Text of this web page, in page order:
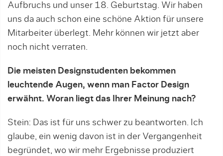
Aufbruchs und unser 18. Geburtstag. Wir haben
uns da auch schon eine schöne Aktion für unsere
Mitarbeiter überlegt. Mehr können wir jetzt aber
noch nicht verraten.
Die meisten Designstudenten bekommen
leuchtende Augen, wenn man Factor Design
erwähnt. Woran liegt das Ihrer Meinung nach?
Stein: Das ist für uns schwer zu beantworten. Ich
glaube, ein wenig davon ist in der Vergangenheit
begründet, wo wir mehr Ergebnisse produziert